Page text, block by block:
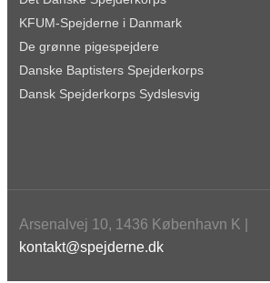
KFUM-Spejderne i Danmark
De grønne pigespejdere
Danske Baptisters Spejderkorps
Dansk Spejderkorps Sydslesvig
Arsenalvej 10, 1436 København K |
kontakt@spejderne.dk